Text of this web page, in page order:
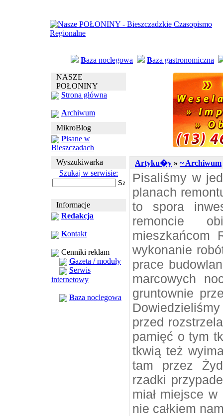
Baza noclegowa Baza gastronomiczna
NASZE
POŁONINY
Strona główna
Archiwum
MikroBlog
Pisane w
Bieszczadach
Wyszukiwarka
Szukaj w serwisie:
Informacje
Redakcja
Kontakt
Cenniki reklam
Gazeta / moduły
Serwis
internetowy
Baza noclegowa
Artyku�y » ~ Archiwum
Pisaliśmy w
planach
to spora
remoncie
mieszkańcom
wykonanie
prace
marcowych
gruntownie
przed
pamięć o tym
tkwią też
tam przez
rzadki
miał miejsce
nie całkiem